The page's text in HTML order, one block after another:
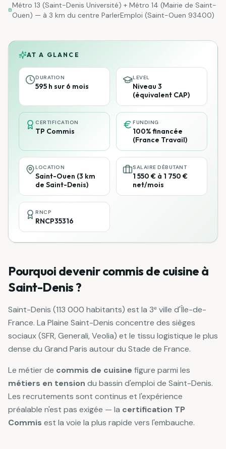
Métro 13 (Saint-Denis Université) + Métro 14 (Mairie de Saint-
Ouen) — à 3 km du centre ParlerEmploi (Saint-Ouen 93400)
AT A GLANCE
DURATION
595 h sur 6 mois
LEVEL
Niveau 3
(équivalent CAP)
CERTIFICATION
TP Commis
FUNDING
100% financée
(France Travail)
LOCATION
Saint-Ouen (3 km
de Saint-Denis)
SALAIRE DÉBUTANT
1 550 € à 1 750 €
net/mois
RNCP
RNCP35316
Pourquoi devenircommis de cuisine à
Saint-Denis?
Saint-Denis (113 000 habitants) est la 3ᵉ ville d'Île-de-
France. La Plaine Saint-Denis concentre des sièges
sociaux (SFR, Generali, Veolia) et le tissu logistique le plus
dense du Grand Paris autour du Stade de France.
Le métier de commis de cuisine figure parmi les
métiers en tension du bassin d'emploi de Saint-Denis.
Les recrutements sont continus et l'expérience
préalable n'est pas exigée — la certification TP
Commis est la voie la plus rapide vers l'embauche.